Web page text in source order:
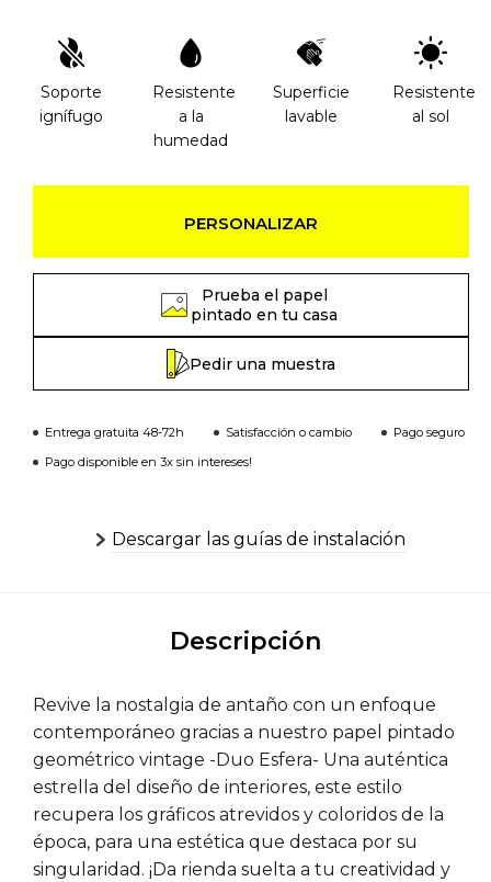
Soporte
ignífugo
Resistente
a la
humedad
Superficie
lavable
Resistente
al sol
PERSONALIZAR
Prueba el papel
pintado en tu casa
Pedir una muestra
Entrega gratuita 48-72h Satisfacción o cambio
Pago seguro
Pago disponible en 3x sin intereses!
Descargar las guías de instalación
Descripción
Revive la nostalgia de antaño con un enfoque
contemporáneo gracias a nuestro papel pintado
geométrico vintage -Duo Esfera- Una auténtica
estrella del diseño de interiores, este estilo
recupera los gráficos atrevidos y coloridos de la
época, para una estética que destaca por su
singularidad. ¡Da rienda suelta a tu creatividad y